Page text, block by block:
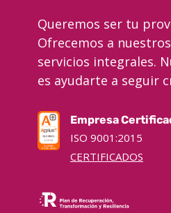
Queremos ser tu
Ofrecemos a
servicios integrales.
es ayudarte a seguir
Empresa
ISO 9001:2015
CERTIFICADOS